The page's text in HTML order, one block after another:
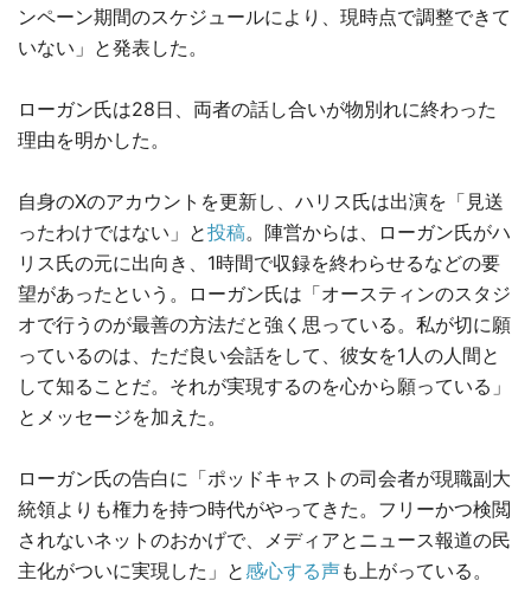
ンペーン期間のスケジュールにより、現時点で調整できて
いない」と発表した。
ローガン氏は28日、両者の話し合いが物別れに終わった
理由を明かした。
自身のXのアカウントを更新し、ハリス氏は出演を「見送
ったわけではない」と投稿。陣営からは、ローガン氏がハ
リス氏の元に出向き、1時間で収録を終わらせるなどの要
望があったという。ローガン氏は「オースティンのスタジ
オで行うのが最善の方法だと強く思っている。私が切に願
っているのは、ただ良い会話をして、彼女を1人の人間と
して知ることだ。それが実現するのを心から願っている」
とメッセージを加えた。
ローガン氏の告白に「ポッドキャストの司会者が現職副大
統領よりも権力を持つ時代がやってきた。フリーかつ検閲
されないネットのおかげで、メディアとニュース報道の民
主化がついに実現した」と感心する声も上がっている。